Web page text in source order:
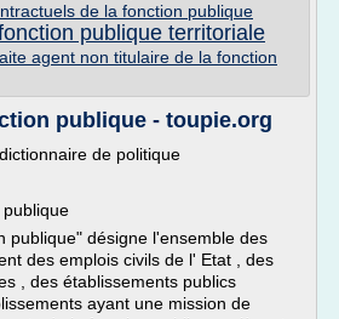
de la fonction publique
publique territoriale
agent non titulaire de la fonction
publique - toupie.org
de politique
publique" désigne l'ensemble des
des emplois civils de l' Etat , des
, des établissements publics
ayant une mission de